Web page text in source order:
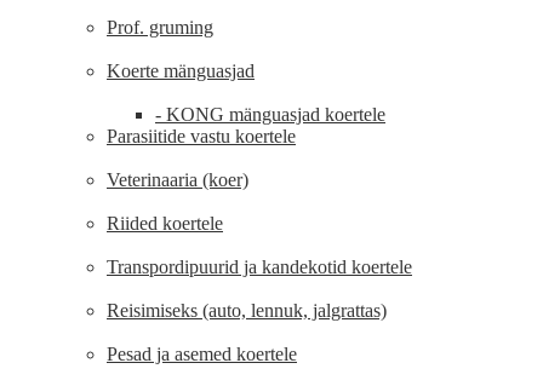
Prof. gruming
Koerte mänguasjad
- KONG mänguasjad koertele
Parasiitide vastu koertele
Veterinaaria (koer)
Riided koertele
Transpordipuurid ja kandekotid koertele
Reisimiseks (auto, lennuk, jalgrattas)
Pesad ja asemed koertele